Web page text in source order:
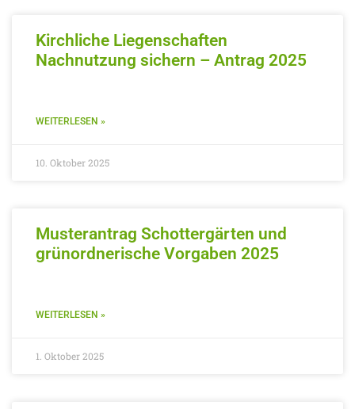
Kirchliche Liegenschaften
Nachnutzung sichern – Antrag 2025
WEITERLESEN »
10. Oktober 2025
Musterantrag Schottergärten und
grünordnerische Vorgaben 2025
WEITERLESEN »
1. Oktober 2025